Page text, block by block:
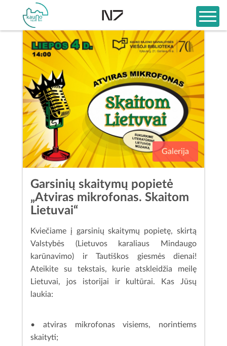
Galerija
Garsinių skaitymų popietė
„Atviras mikrofonas. Skaitom
Lietuvai“
Kviečiame į garsinių skaitymų popietę, skirtą
Valstybės (Lietuvos karaliaus Mindaugo
karūnavimo) ir Tautiškos giesmės dienai!
Ateikite su tekstais, kurie atskleidžia meilę
Lietuvai, jos istorijai ir kultūrai. Kas Jūsų
laukia:
• atviras mikrofonas visiems, norintiems
skaityti;